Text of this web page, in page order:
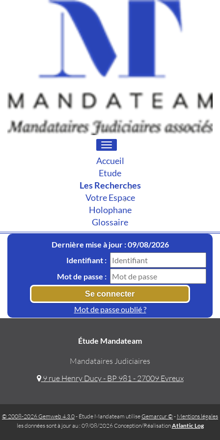
Toggle
navigation
Accueil
Etude
Les Recherches
Votre Espace
Holophane
Glossaire
Dernière mise à jour : 09/08/2026
Identifiant :
Mot de passe :
Mot de passe oublié ?
Étude Mandateam
Mandataires Judiciaires
9 rue Henry Ducy - BP 981 - 27009 Evreux
© 2008-2026 Gemweb 4.3.0- Étude Mandateam utiliseGemarcur © - Mentions légales
les données sont à jour au : 09/08/2026 Conception/RéalisationAtlantic Log